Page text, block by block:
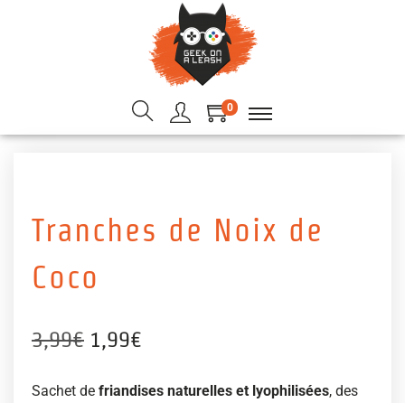
0
Tranches de Noix de
Coco
3,99€ 1,99€
Sachet de friandises naturelles et lyophilisées, des